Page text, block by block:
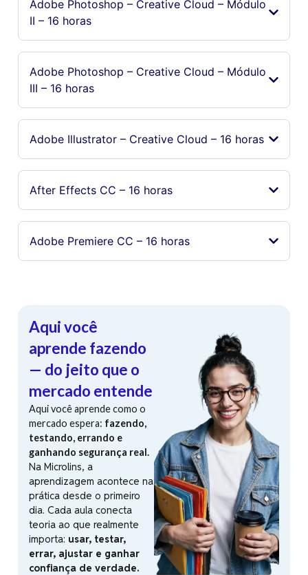
Adobe Photoshop – Creative Cloud – Módulo
II – 16 horas
Adobe Photoshop – Creative Cloud – Módulo
III – 16 horas
Adobe Illustrator – Creative Cloud – 16 horas
After Effects CC – 16 horas
Adobe Premiere CC – 16 horas
Aqui você
aprende fazendo
— do jeito que o
mercado entende
Aqui você aprende como o
mercado espera: fazendo,
testando, errando e
ganhando segurança real.
Na Microlins, a
aprendizagem acontece na
prática desde o primeiro
dia. Cada aula conecta
teoria ao que realmente
importa: usar, testar,
errar, ajustar e ganhar
confiança de verdade.